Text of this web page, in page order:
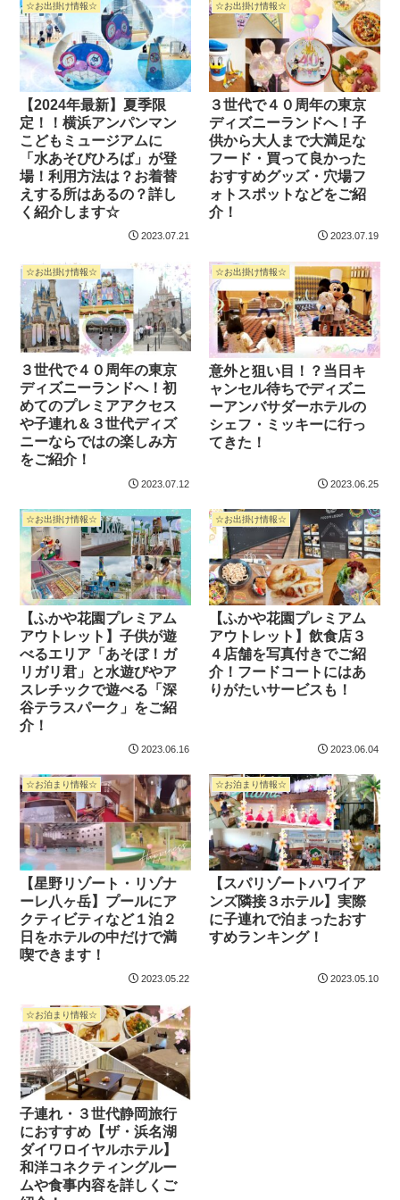
☆お出掛け情報☆
【2024年最新】夏季限
定！！横浜アンパンマン
こどもミュージアムに
「水あそびひろば」が登
場！利用方法は？お着替
えする所はあるの？詳し
く紹介します☆
2023.07.21
☆お出掛け情報☆
３世代で４０周年の東京
ディズニーランドへ！子
供から大人まで大満足な
フード・買って良かった
おすすめグッズ・穴場フ
ォトスポットなどをご紹
介！
2023.07.19
☆お出掛け情報☆
３世代で４０周年の東京
ディズニーランドへ！初
めてのプレミアアクセス
や子連れ＆３世代ディズ
ニーならではの楽しみ方
をご紹介！
2023.07.12
☆お出掛け情報☆
意外と狙い目！？当日キ
ャンセル待ちでディズニ
ーアンバサダーホテルの
シェフ・ミッキーに行っ
てきた！
2023.06.25
☆お出掛け情報☆
【ふかや花園プレミアム
アウトレット】子供が遊
べるエリア「あそぼ！ガ
リガリ君」と水遊びやア
スレチックで遊べる「深
谷テラスパーク」をご紹
介！
2023.06.16
☆お出掛け情報☆
【ふかや花園プレミアム
アウトレット】飲食店３
４店舗を写真付きでご紹
介！フードコートにはあ
りがたいサービスも！
2023.06.04
☆お泊まり情報☆
【星野リゾート・リゾナ
ーレ八ヶ岳】プールにア
クティビティなど１泊２
日をホテルの中だけで満
喫できます！
2023.05.22
☆お泊まり情報☆
【スパリゾートハワイア
ンズ隣接３ホテル】実際
に子連れで泊まったおす
すめランキング！
2023.05.10
☆お泊まり情報☆
子連れ・３世代静岡旅行
におすすめ【ザ・浜名湖
ダイワロイヤルホテル】
和洋コネクティングルー
ムや食事内容を詳しくご